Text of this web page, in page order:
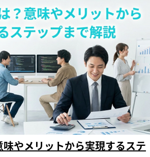
大と定着支援を急速に推進しています。 特
るのが、在留資格「特定技能制度」の拡充と
け入れ上限枠の引き上げや新分野の追加など
在留資格別でみても「専門的・技術的分野
識・国際業務など）」の労働者は865,588人
年比20.4%増と急成長しています。 こうし
が整備されたことで、これまで外国人採用に
け入れへのハードルが大幅に下がり、雇用の
日本での労働を選ぶ外国人が増えている ア
、国内の経済基盤が依然として不安定であ
揮できる職を手に入れることが難しいケース
が極めて低いといった課題を抱えています。
働環境や社会インフラが整っている日本は、
リア形成の場」として選ばれ続けています。
でベトナムが605,906人（全体の23.6%）と
ネシア（前年比34.6%増）やミャンマー（前
ページをご覧ください。 目次 外国人スタッ
人スタッフの不十分な教育が生む4つの問題 外
くいかない理由 外国人スタッフの教育のポ
育ならSmartSkill Talk まとめ Q&A 外国人ス
と背景 飲食店やコンビニ、
国人スタッフが接客している姿は、今や日本
。 日本国内における外国人住民の増加を実
ないでしょうか。 厚生労働省の調査による
外国人労働者数は2,571,037人で前年と比べ
り、過去最多の記録を更新しました。 同調査
を見ると、サービス業では27.6%と最も多い
背景にあるのは、国内の深刻な人手不足で
ビス業界においても、今後外国人スタッフ
加速していくことは間違いありません。 出
雇用状況」の届出状況まとめ（令和７年10
タッフの不十分な教育が生む4つの問題
やメリットから実現するステ